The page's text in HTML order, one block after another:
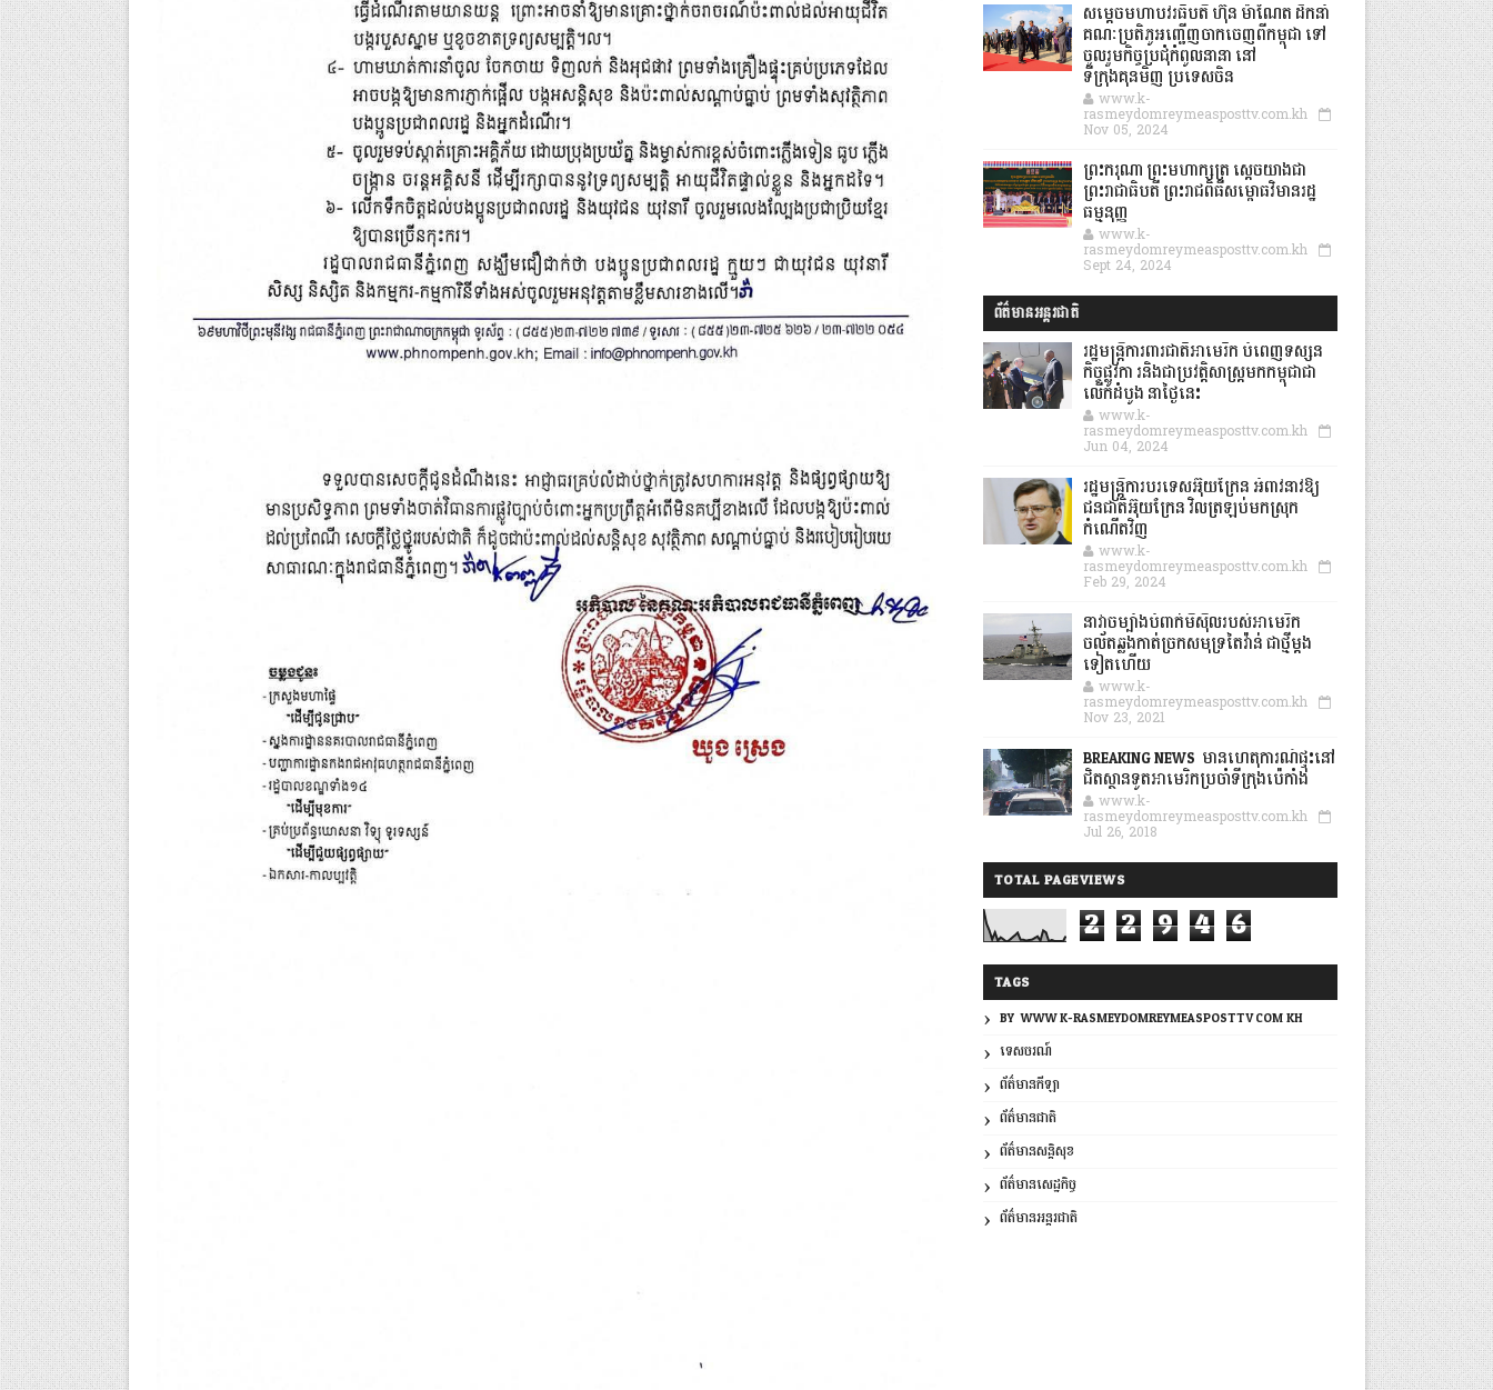
សម្តេចមហាបវរធិបតី ហ៊ុន ម៉ាណែត ដឹកនាំ
គណៈប្រតិភូអញ្ជើញចាកចេញពីកម្ពុជា ទៅ
ចូលរួមកិច្ចប្រជុំកំពូលនានា នៅ
ទីក្រុងគុនមិញ ប្រទេសចិន
www.k-
rasmeydomreymeasposttv.com.kh
Nov 05, 2024
ព្រះករុណា ព្រះមហាក្សត្រ ស្តេចយាងជា
ព្រះរាជាធិបតី ព្រះរាជពិធីសម្ពោធវិមានរដ្ឋ
ធម្មនុញ្ញ
www.k-
rasmeydomreymeasposttv.com.kh
Sept 24, 2024
ព័ត៌មានអន្តរជាតិ
រដ្ឋមន្រ្តីការពារជាតិអាមេរិក បំពេញទស្សន
កិច្ចផ្លូវកា រនិងជាប្រវត្តិសាស្រ្តមកកម្ពុជាជា
លើកដំបូង នាថ្ងៃនេះ
www.k-
rasmeydomreymeasposttv.com.kh
Jun 04, 2024
រដ្ឋមន្ត្រីការបរទេសអ៊ុយក្រែន អំពាវនាវឱ្យ
ជនជាតិអ៊ុយក្រែន វិលត្រឡប់មកស្រុក
កំណើតវិញ
www.k-
rasmeydomreymeasposttv.com.kh
Feb 29, 2024
នាវាចម្បាំងបំពាក់មីស៊ីលរបស់អាមេរិក
ចល័តឆ្លងកាត់ច្រកសមុទ្រតៃវ៉ាន់ ជាថ្មីម្តង
ទៀតហើយ
www.k-
rasmeydomreymeasposttv.com.kh
Nov 23, 2021
BREAKING NEWS: មានហេតុការណ៍ផ្ទុះនៅ
ជិតស្ថានទូតអាមេរិកប្រចាំទីក្រុងប៉េកាំង
www.k-
rasmeydomreymeasposttv.com.kh
Jul 26, 2018
TOTAL PAGEVIEWS
2 2 9 4 6
TAGS
BY: WWW.K-RASMEYDOMREYMEASPOSTTV.COM.KH
ទេសចរណ៍
ព័ត៌មានកីឡា
ព័ត៌មានជាតិ
ព័ត៌មានសន្តិសុខ
ព័ត៌មានសេដ្ឋកិច្ច
ព័ត៌មានអន្តរជាតិ